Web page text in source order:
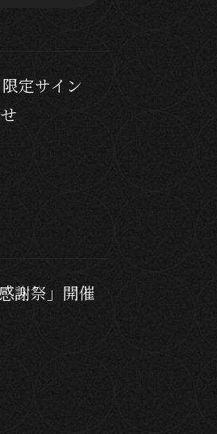
定サイン
謝祭」開催